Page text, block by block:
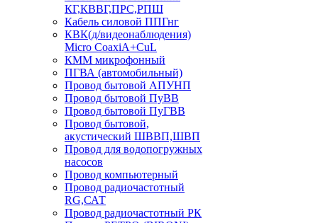
КГ,КВВГ,ПРС,РПШ
Кабель силовой ППГнг
КВК(д/видеонаблюдения)
Micro CoaxiA+CuL
КММ микрофонный
ПГВА (автомобильный)
Провод бытовой АПУНП
Провод бытовой ПуВВ
Провод бытовой ПуГВВ
Провод бытовой,
акустический ШВВП,ШВП
Провод для водопогружных
насосов
Провод компьютерный
Провод радиочастотный
RG,САТ
Провод радиочастотный РК